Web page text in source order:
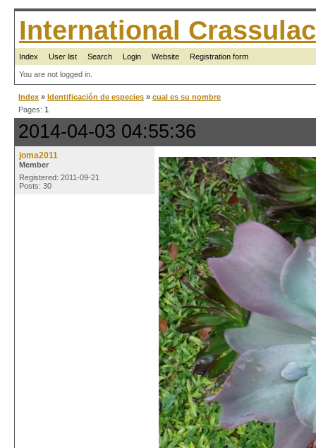
International
Index User list Search Login Website Registration form
You are not logged in.
Index » Identificación de especies » cual es su nombre
Pages: 1
2014-04-03 04:55:36
joma2011
Member
Registered: 2011-09-21
Posts: 30